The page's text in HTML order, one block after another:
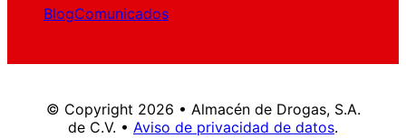
BlogComunicados
© Copyright 2026 • Almacén de Drogas, S.A.
de C.V. • Aviso de privacidad de datos.